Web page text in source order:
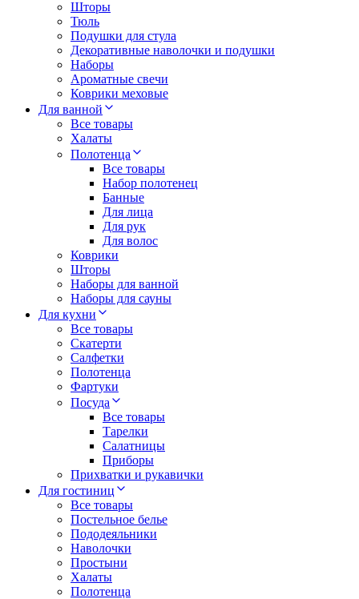
Шторы
Тюль
Подушки для стула
Декоративные наволочки и подушки
Наборы
Ароматные свечи
Коврики меховые
Для ванной
Все товары
Халаты
Полотенца
Все товары
Набор полотенец
Банные
Для лица
Для рук
Для волос
Коврики
Шторы
Наборы для ванной
Наборы для сауны
Для кухни
Все товары
Скатерти
Салфетки
Полотенца
Фартуки
Посуда
Все товары
Тарелки
Салатницы
Приборы
Прихватки и рукавички
Для гостиниц
Все товары
Постельное белье
Пододеяльники
Наволочки
Простыни
Халаты
Полотенца